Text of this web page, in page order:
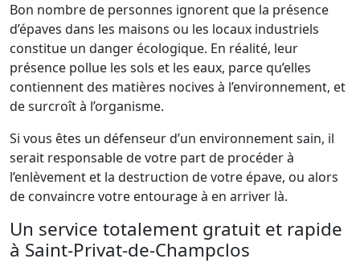
Bon nombre de personnes ignorent que la présence
d’épaves dans les maisons ou les locaux industriels
constitue un danger écologique. En réalité, leur
présence pollue les sols et les eaux, parce qu’elles
contiennent des matières nocives à l’environnement, et
de surcroît à l’organisme.
Si vous êtes un défenseur d’un environnement sain, il
serait responsable de votre part de procéder à
l’enlèvement et la destruction de votre épave, ou alors
de convaincre votre entourage à en arriver là.
Un service totalement gratuit et rapide
à Saint-Privat-de-Champclos